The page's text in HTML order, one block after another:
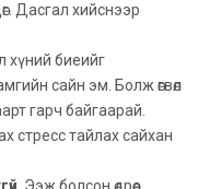
Дасгал хийснээр
хүний биеийг
сайн эм. Болж өгвөл
гарч байгаарай.
стресс тайлах сайхан